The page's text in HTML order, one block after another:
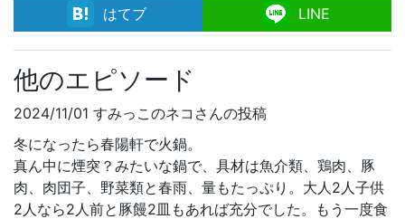
facebook
はてブ
LINE
他のエピソード
2024/11/01 すみっこのネコさんの投稿
冬になったら春陽軒で火鍋。
真ん中に煙突？みたいな鍋で、具材は魚介類、鶏肉、豚
肉、肉団子、野菜類と春雨、量もたっぷり。大人2人子供
2人なら2人前と豚饅2皿もあれば充分でした。もう一度食